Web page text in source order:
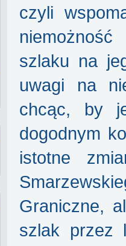
czyli
szlaku na
uwagi na
chcąc, by
dogodnym
istotne
Graniczne,
szlak przez